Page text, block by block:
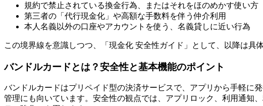
規約で禁止されている換金行為、またはそれをほのめかす使い方
第三者の「代行現金化」や高額な手数料を伴う仲介利用
本人名義以外の口座やアカウントを使う、名義貸しに近い行為
この境界線を意識しつつ、「現金化 安全性ガイド」として、以降は具
バンドルカードとは？安全性と基本機能のポイント
バンドルカードはプリペイド型の決済サービスで、アプリから手軽に
管理にも向いています。安全性の観点では、アプリロック、利用通知